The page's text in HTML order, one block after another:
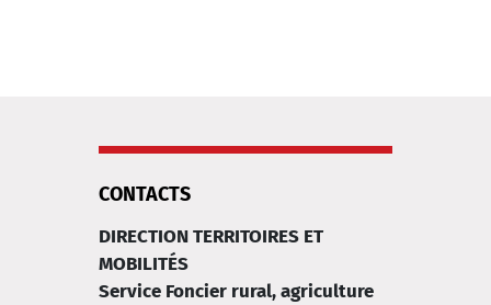
CONTACTS
DIRECTION TERRITOIRES ET
MOBILITÉS
Service Foncier rural, agriculture